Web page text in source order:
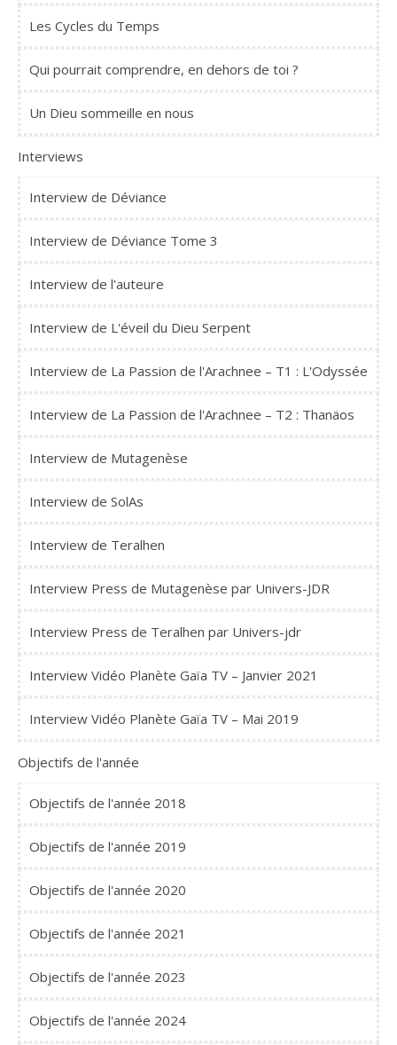
Les Cycles du Temps
Qui pourrait comprendre, en dehors de toi ?
Un Dieu sommeille en nous
Interviews
Interview de Déviance
Interview de Déviance Tome 3
Interview de l'auteure
Interview de L'éveil du Dieu Serpent
Interview de La Passion de l'Arachnee – T1 : L'Odyssée
Interview de La Passion de l'Arachnee – T2 : Thanäos
Interview de Mutagenèse
Interview de SolAs
Interview de Teralhen
Interview Press de Mutagenèse par Univers-JDR
Interview Press de Teralhen par Univers-jdr
Interview Vidéo Planète Gaïa TV – Janvier 2021
Interview Vidéo Planète Gaïa TV – Mai 2019
Objectifs de l'année
Objectifs de l'année 2018
Objectifs de l'année 2019
Objectifs de l'année 2020
Objectifs de l'année 2021
Objectifs de l'année 2023
Objectifs de l'année 2024